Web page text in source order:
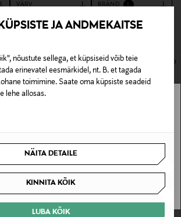
JA ANDMEKAITSE
nõustute sellega, et küpsiseid võib teie
erinevatel eesmärkidel, nt. B. et tagada
toimimine. Saate oma küpsiste seadeid
lehe allosas.
NÄITA DETAILE
KINNITA KÕIK
LUBA KÕIK
VÄRV BRÄND
EELIS KUPONGIGA
TOMMY HILFIGER
Jope Padded Global Stripe
Sinu riigis saadaval.
SAAN ARU